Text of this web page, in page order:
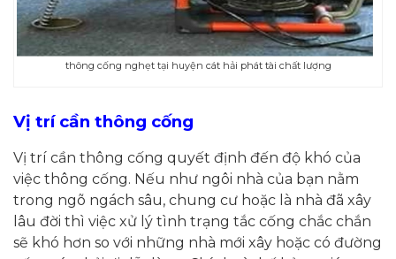
thông cống nghẹt tại huyện cát hải phát tài chất lượng
Vị trí cần thông cống
Vị trí cần thông cống quyết định đến độ khó của
việc thông cống. Nếu như ngôi nhà của bạn nằm
trong ngõ ngách sâu, chung cư hoặc là nhà đã xây
lâu đời thì việc xử lý tình trạng tắc cống chắc chắn
sẽ khó hơn so với những nhà mới xây hoặc có đường